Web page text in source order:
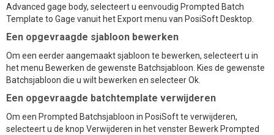
Advanced gage body, selecteert u eenvoudig Prompted Batch
Template to Gage vanuit het Export menu van PosiSoft Desktop.
Een opgevraagde sjabloon bewerken
Om een eerder aangemaakt sjabloon te bewerken, selecteert u in
het menu Bewerken de gewenste Batchsjabloon. Kies de gewenste
Batchsjabloon die u wilt bewerken en selecteer Ok.
Een opgevraagde batchtemplate verwijderen
Om een Prompted Batchsjabloon in PosiSoft te verwijderen,
selecteert u de knop Verwijderen in het venster Bewerk Prompted